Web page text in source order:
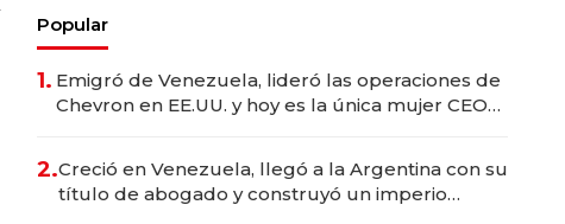
Popular
1. Emigró de Venezuela, lideró las operaciones de
Chevron en EE.UU. y hoy es la única mujer CEO
2.Creció en Venezuela, llegó a la Argentina con su
título de abogado y construyó un imperio